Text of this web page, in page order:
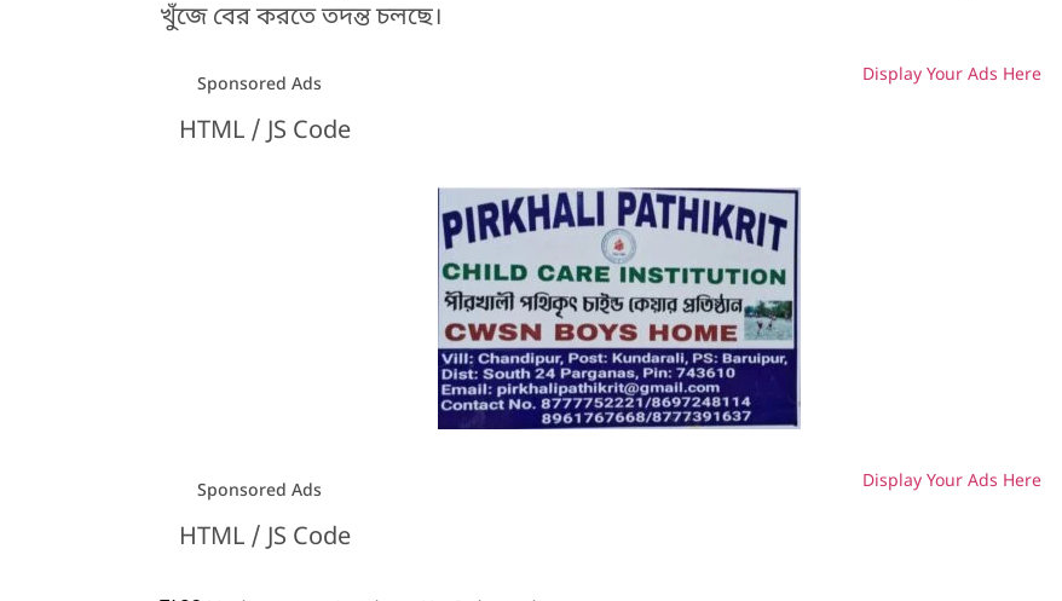
খুঁজে বের করতে তদন্ত চলছে।
Sponsored Ads Display Your Ads Here
HTML / JS Code
Sponsored Ads Display Your Ads Here
HTML / JS Code